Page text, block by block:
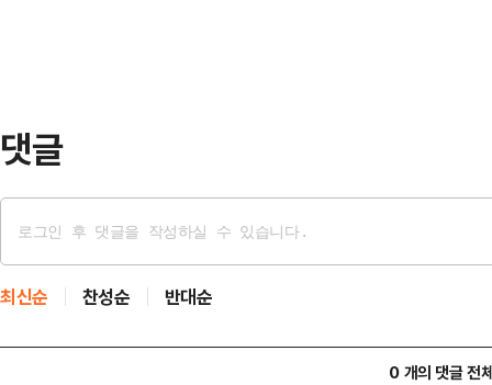
댓글
최신순 찬성순 반대순
0 개의 댓글 전